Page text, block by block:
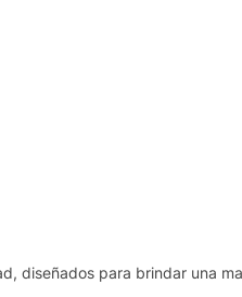
diseñados para brindar una